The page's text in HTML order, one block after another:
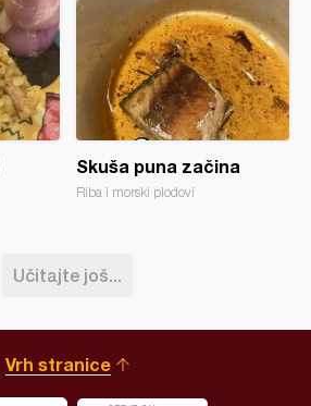
Skuša puna začina
Riba i morski plodovi
Učitajte još...
Vrh stranice